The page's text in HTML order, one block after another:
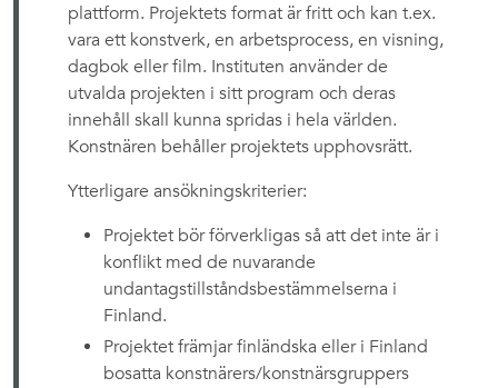
plattform. Projektets format är fritt och kan t.ex.
vara ett konstverk, en arbetsprocess, en visning,
dagbok eller film. Instituten använder de
utvalda projekten i sitt program och deras
innehåll skall kunna spridas i hela världen.
Konstnären behåller projektets upphovsrätt.
Ytterligare ansökningskriterier:
Projektet bör förverkligas så att det inte är i
konflikt med de nuvarande
undantagstillståndsbestämmelserna i
Finland.
Projektet främjar finländska eller i Finland
bosatta konstnärers/konstnärsgruppers